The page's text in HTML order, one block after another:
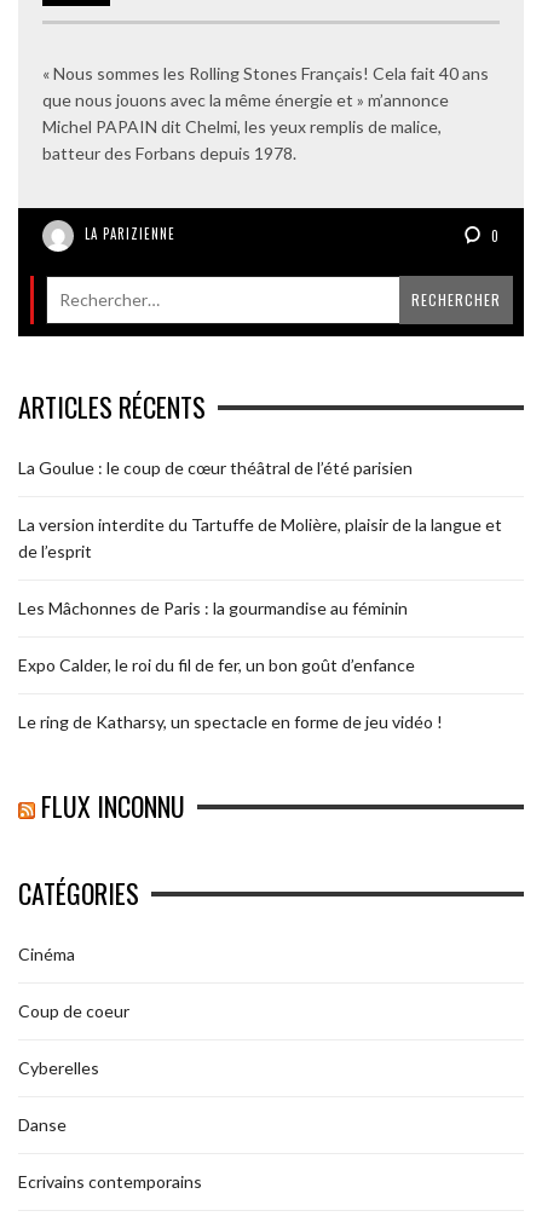
« Nous sommes les Rolling Stones Français! Cela fait 40 ans
que nous jouons avec la même énergie et » m’annonce
Michel PAPAIN dit Chelmi, les yeux remplis de malice,
batteur des Forbans depuis 1978.
LA PARIZIENNE 0
ARTICLES RÉCENTS
La Goulue : le coup de cœur théâtral de l’été parisien
La version interdite du Tartuffe de Molière, plaisir de la langue et
de l’esprit
Les Mâchonnes de Paris : la gourmandise au féminin
Expo Calder, le roi du fil de fer, un bon goût d’enfance
Le ring de Katharsy, un spectacle en forme de jeu vidéo !
FLUX INCONNU
CATÉGORIES
Cinéma
Coup de coeur
Cyberelles
Danse
Ecrivains contemporains